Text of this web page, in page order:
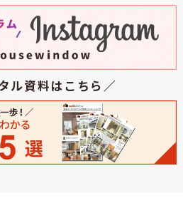
ル資料はこちら／